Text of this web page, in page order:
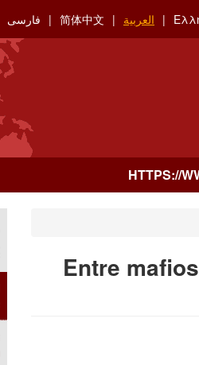
العربية 简体中文 فارسی
Entre